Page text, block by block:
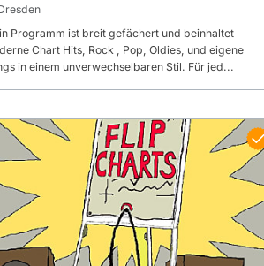
Programm ist breit gefächert und beinhaltet
Chart Hits, Rock , Pop, Oldies, und eigene
in einem unverwechselbaren Stil. Für jed...